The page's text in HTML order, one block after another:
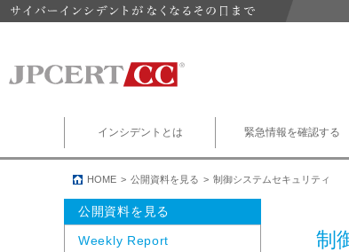
インシデントとは 緊急情報を確認する
HOME 公開資料を見る 制御システムセキュリティ
制
公開資料を見る
Weekly Report